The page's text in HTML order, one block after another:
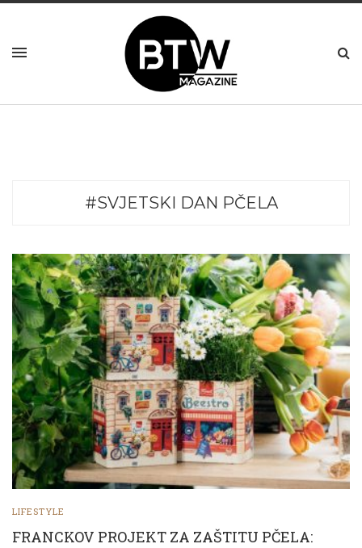
#SVJETSKI DAN PČELA
LIFESTYLE
FRANCKOV PROJEKT ZA ZAŠTITU PČELA: